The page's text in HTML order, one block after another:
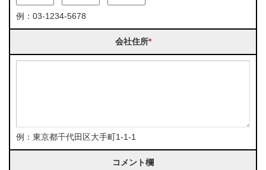
例：03-1234-5678
会社住所*
例：東京都千代田区大手町1-1-1
コメント欄